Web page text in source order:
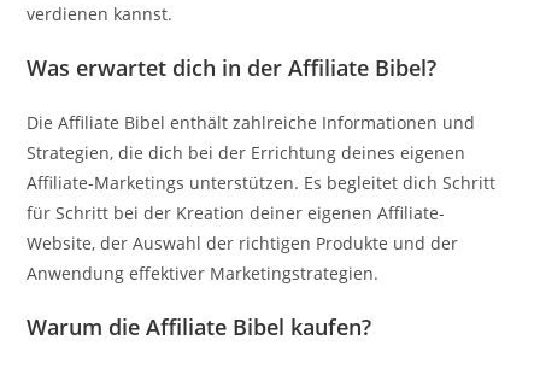
verdienen kannst.
Was erwartet dich in der Affiliate Bibel?
Die Affiliate Bibel enthält zahlreiche Informationen und
Strategien, die dich bei der Errichtung deines eigenen
Affiliate-Marketings unterstützen. Es begleitet dich Schritt
für Schritt bei der Kreation deiner eigenen Affiliate-
Website, der Auswahl der richtigen Produkte und der
Anwendung effektiver Marketingstrategien.
Warum die Affiliate Bibel kaufen?